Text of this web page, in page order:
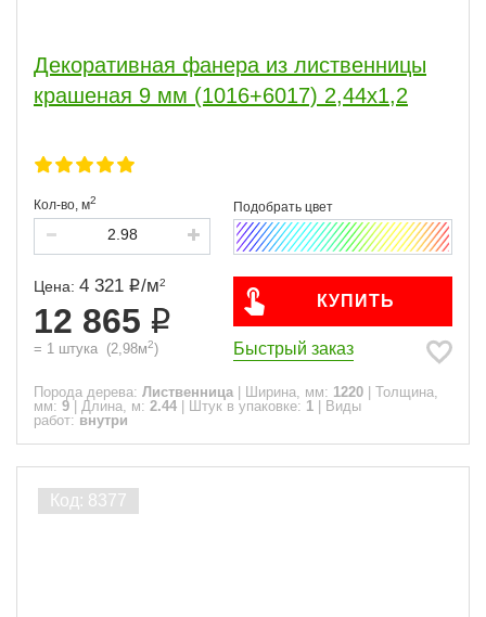
Декоративная фанера из лиственницы
крашеная 9 мм (1016+6017) 2,44х1,2
Кол-во, м2
Цена: 4 321 /м2
12 865
= 1 штука (2,98м2)
КУПИТЬ
Быстрый заказ
Порода дерева: Лиственница Ширина, мм: 1220
Толщина,
мм: 9 Длина, м: 2.44 Штук в упаковке: 1
Виды
работ: внутри